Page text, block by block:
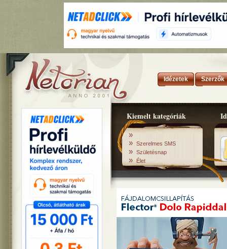
Idézetek Szerzők
Kiemelt kategóriák
»
» Szerelmes SMS
» Születésnap
» Élet